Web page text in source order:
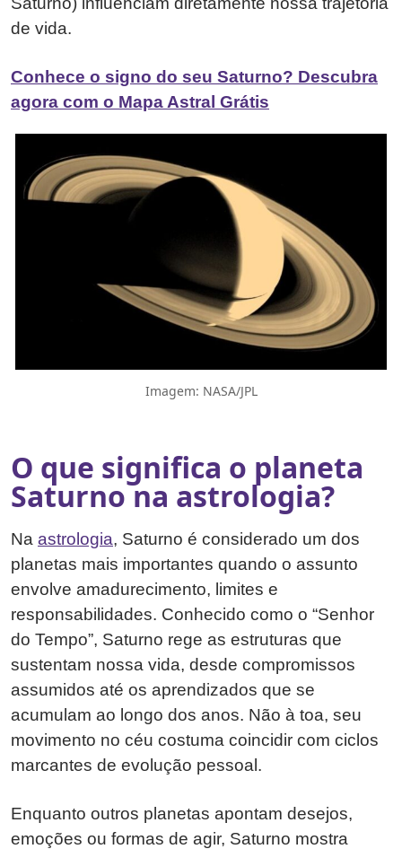
de vida.
Conhece o signo do seu Saturno? Descubra
agora com o Mapa Astral Grátis
Imagem: NASA/JPL
O que significa o planeta
Saturno na astrologia?
Na astrologia, Saturno é considerado um dos
planetas mais importantes quando o assunto
envolve amadurecimento, limites e
responsabilidades. Conhecido como o “Senhor
do Tempo”, Saturno rege as estruturas que
sustentam nossa vida, desde compromissos
assumidos até os aprendizados que se
acumulam ao longo dos anos. Não à toa, seu
movimento no céu costuma coincidir com ciclos
marcantes de evolução pessoal.
Enquanto outros planetas apontam desejos,
emoções ou formas de agir, Saturno mostra